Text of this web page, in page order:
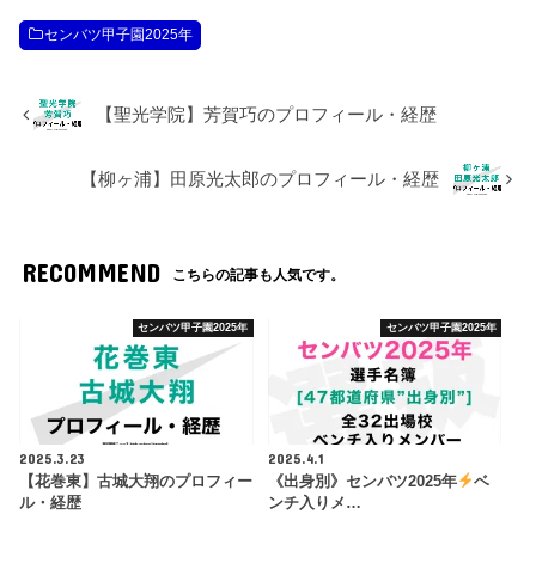
センバツ甲子園2025年
【聖光学院】芳賀巧のプロフィール・経歴
【柳ヶ浦】田原光太郎のプロフィール・経歴
RECOMMEND こちらの記事も人気です。
センバツ甲子園2025年
2025.3.23
【花巻東】古城大翔のプロフィー
ル・経歴
センバツ甲子園2025年
2025.4.1
《出身別》センバツ2025年
ベ
ンチ入りメ…